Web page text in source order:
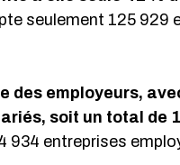
seulement 125 929
des employeurs,
soit un total de
934 entreprises